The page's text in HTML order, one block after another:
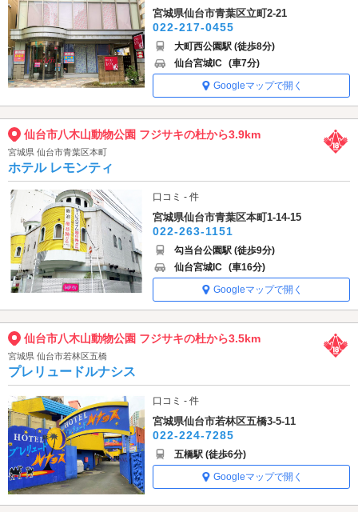
宮城県仙台市青葉区立町2-21
022-217-0455
大町西公園駅 (徒歩8分)
仙台宮城IC (車7分)
Googleマップで開く
仙台市八木山動物公園 フジサキの杜から3.9km
宮城県 仙台市青葉区本町
ホテル レモンティ
口コミ - 件
宮城県仙台市青葉区本町1-14-15
022-263-1151
勾当台公園駅 (徒歩9分)
仙台宮城IC (車16分)
Googleマップで開く
仙台市八木山動物公園 フジサキの杜から3.5km
宮城県 仙台市若林区五橋
プレリュードルナシス
口コミ - 件
宮城県仙台市若林区五橋3-5-11
022-224-7285
五橋駅 (徒歩6分)
Googleマップで開く